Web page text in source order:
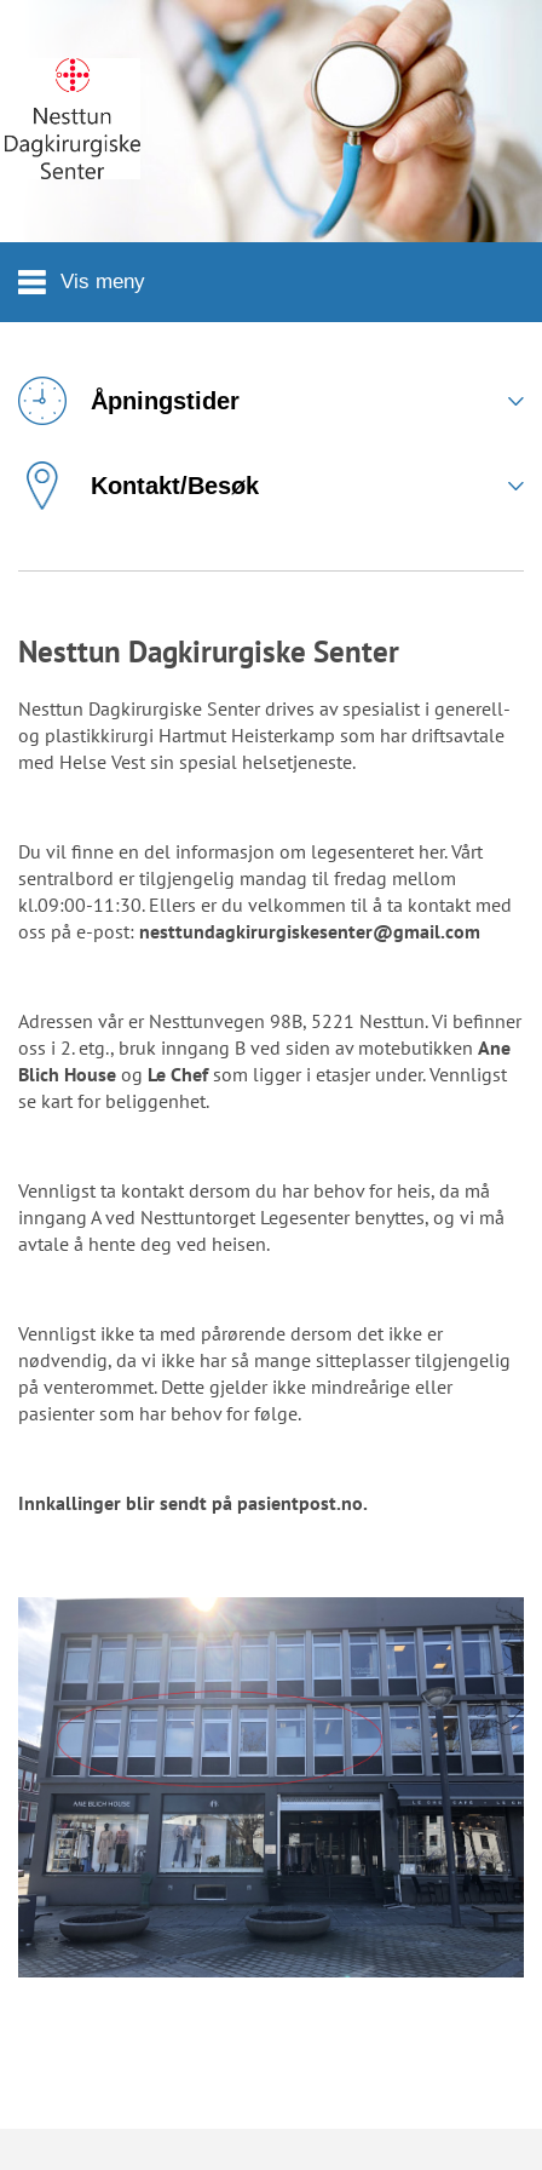
Hopp til hovedinnhold
Vis meny
Åpningstider
Kontakt/Besøk
Nesttun Dagkirurgiske Senter
Nesttun Dagkirurgiske Senter drives av spesialist i generell-
og plastikkirurgi Hartmut Heisterkamp som har driftsavtale
med Helse Vest sin spesial helsetjeneste.
Du vil finne en del informasjon om legesenteret her. Vårt
sentralbord er tilgjengelig mandag til fredag mellom
kl.09:00-11:30. Ellers er du velkommen til å ta kontakt med
oss på e-post: nesttundagkirurgiskesenter@gmail.com
Adressen vår er Nesttunvegen 98B, 5221 Nesttun. Vi befinner
oss i 2. etg., bruk inngang B ved siden av motebutikken Ane
Blich House og Le Chefsom ligger i etasjer under. Vennligst
se kart for beliggenhet.
Vennligst ta kontakt dersom du har behov for heis, da må
inngang A ved Nesttuntorget Legesenter benyttes, og vi må
avtale å hente deg ved heisen.
Vennligst ikke ta med pårørende dersom det ikke er
nødvendig, da vi ikke har så mange sitteplasser tilgjengelig
på venterommet. Dette gjelder ikke mindreårige eller
pasienter som har behov for følge.
Innkallinger blir sendt på pasientpost.no.